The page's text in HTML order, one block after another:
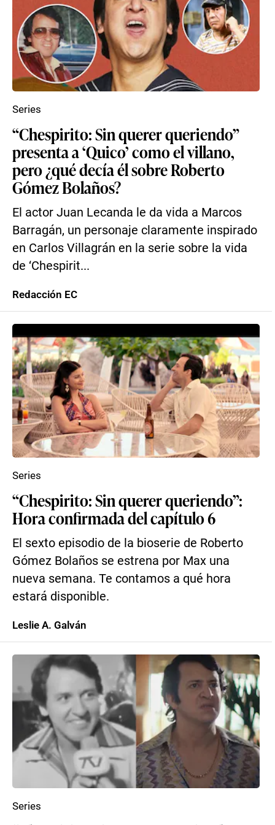
“Chespirito: Sin querer queriendo”
presenta a ‘Quico’ como el villano,
pero ¿qué decía él sobre Roberto
Gómez Bolaños?
El actor Juan Lecanda le da vida a Marcos
Barragán, un personaje claramente inspirado
en Carlos Villagrán en la serie sobre la vida
de ‘Chespirit...
Series
Redacción EC
“Chespirito: Sin querer queriendo”:
Hora confirmada del capítulo 6
El sexto episodio de la bioserie de Roberto
Gómez Bolaños se estrena por Max una
nueva semana. Te contamos a qué hora
estará disponible.
Series
Leslie A. Galván
Series